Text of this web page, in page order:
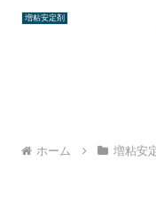
増粘安定剤
ホーム
増粘安